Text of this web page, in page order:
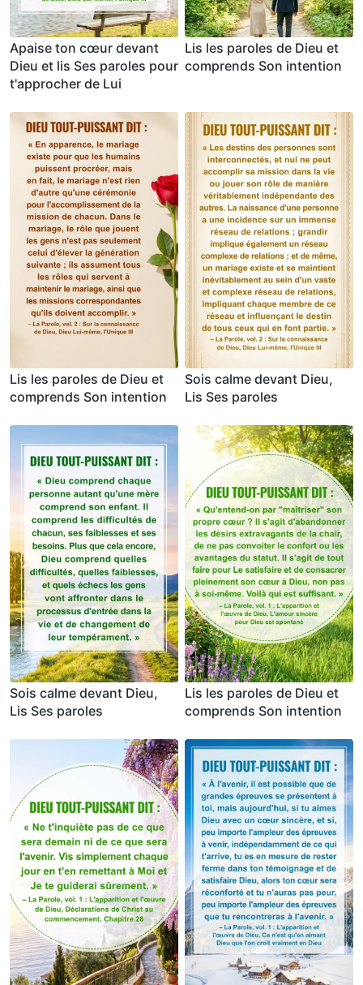
Apaise ton cœur devant
Dieu et lis Ses paroles pour
t'approcher de Lui
Lis les paroles de Dieu et
comprends Son intention
Lis les paroles de Dieu et
comprends Son intention
Sois calme devant Dieu,
Lis Ses paroles
Sois calme devant Dieu,
Lis Ses paroles
Lis les paroles de Dieu et
comprends Son intention